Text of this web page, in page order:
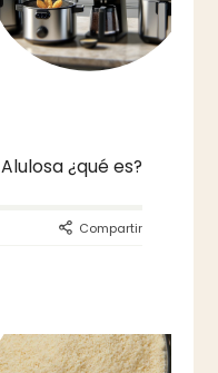
Alulosa ¿qué es?
Compartir